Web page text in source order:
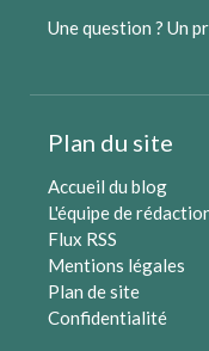
Une question ? Un
Plan du site
Accueil du blog
L'équipe de
Flux RSS
Mentions légales
Plan de site
Confidentialité